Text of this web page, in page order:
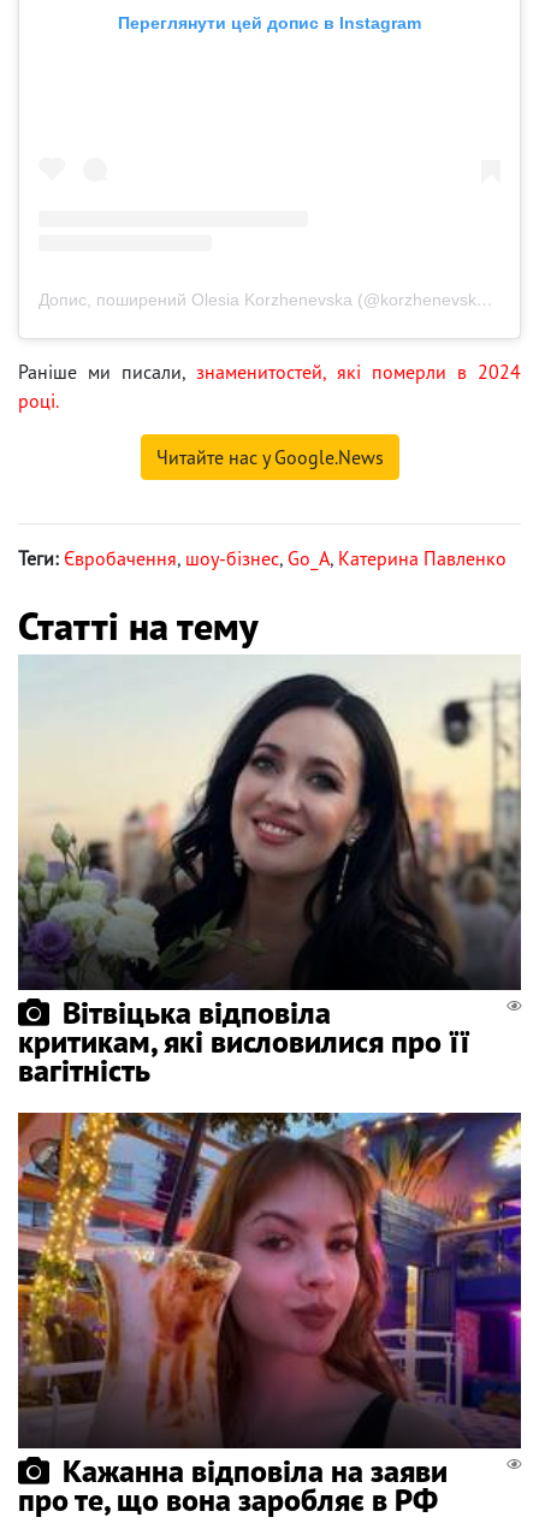
Переглянути цей допис в Instagram
Допис, поширений Olesia Korzhenevska (@korzhenevskaya)
Раніше ми писали, знаменитостей, які померли в 2024
році.
Читайте нас у Google.News
Теги: Євробачення, шоу-бізнес, Go_A, Катерина Павленко
Статті на тему
Вітвіцька відповіла
критикам, які висловилися про її
вагітність
Кажанна відповіла на заяви
про те, що вона заробляє в РФ